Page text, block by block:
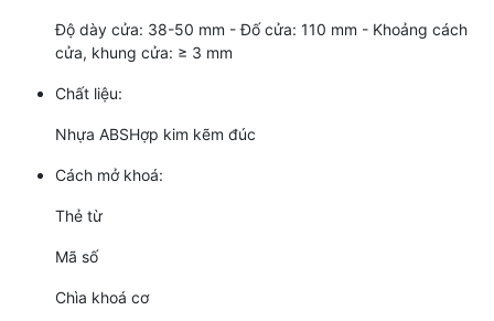
Độ dày cửa: 38-50 mm - Đố cửa: 110 mm - Khoảng cách
cửa, khung cửa: ≥ 3 mm
Chất liệu:
Nhựa ABSHợp kim kẽm đúc
Cách mở khoá:
Thẻ từ
Mã số
Chìa khoá cơ